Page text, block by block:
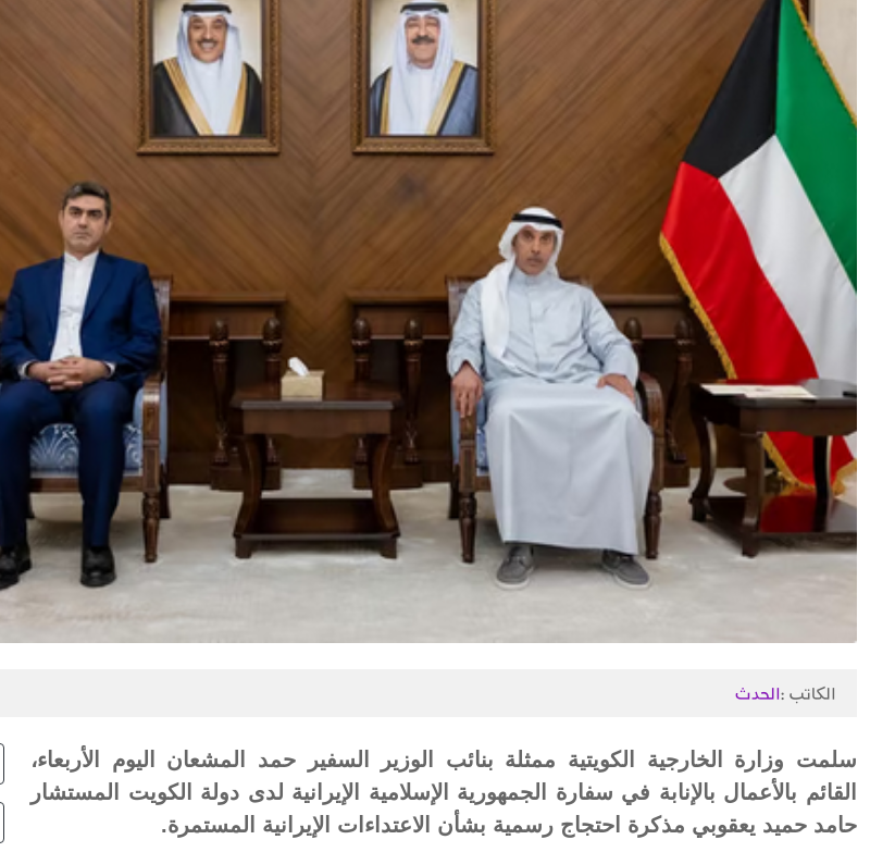
الكاتب :الحدث
سلمت وزارة الخارجية الكويتية ممثلة بنائب الوزير السفير حمد المشعان اليوم الأربعاء،
القائم بالأعمال بالإنابة في سفارة الجمهورية الإسلامية الإيرانية لدى دولة الكويت المستشار
حامد حميد يعقوبي مذكرة احتجاج رسمية بشأن الاعتداءات الإيرانية المستمرة.